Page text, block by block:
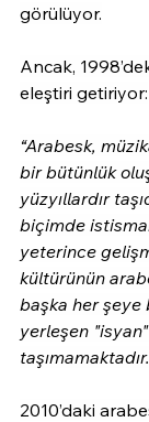
görülüyor.
Ancak,
eleştiri getiriyor:
“Arabesk,
bir bütünlük
yüzyıllardır
biçimde
yeterince
kültürünün
başka her şeye
yerleşen
2010’daki